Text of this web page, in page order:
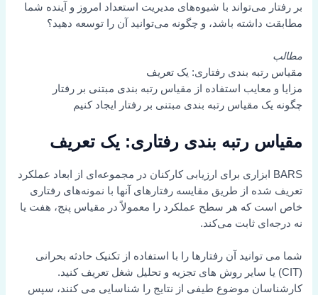
بر رفتار می‌تواند با شیوه‌های مدیریت استعداد امروز و آینده شما
مطابقت داشته باشد، و چگونه می‌توانید آن را توسعه دهید؟
مطالب
مقیاس رتبه بندی رفتاری: یک تعریف
مزایا و معایب استفاده از مقیاس رتبه بندی مبتنی بر رفتار
چگونه یک مقیاس رتبه بندی مبتنی بر رفتار ایجاد کنیم
مقیاس رتبه بندی رفتاری: یک تعریف
BARS ابزاری برای ارزیابی کارکنان در مجموعه‌ای از ابعاد عملکرد
تعریف شده از طریق مقایسه رفتارهای آنها با نمونه‌های رفتاری
خاص است که هر سطح عملکرد را معمولاً در مقیاس پنج، هفت یا
نه درجه‌ای ثابت می‌کند.
شما می توانید آن رفتارها را با استفاده از تکنیک حادثه بحرانی
(CIT) یا سایر روش های تجزیه و تحلیل شغل تعریف کنید.
کارشناسان موضوع طیفی از نتایج را شناسایی می کنند، سپس